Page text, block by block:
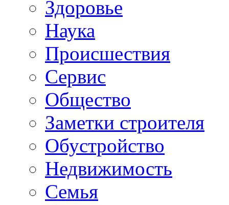
Здоровье
Наука
Происшествия
Сервис
Общество
Заметки строителя
Обустройство
Недвижимость
Семья